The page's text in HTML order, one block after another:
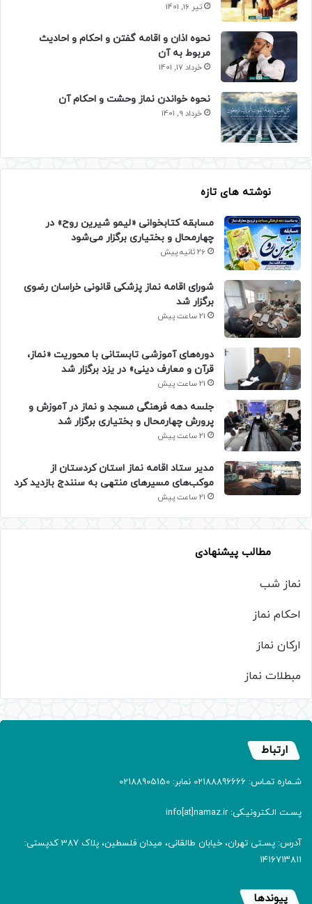
تیر 16, 1401
نحوه اذان و اقامه گفتن و احکام و احادیث
مربوط به آن
خرداد 17, 1401
نحوه خواندن نماز وحشت و احکام آن
خرداد 9, 1401
نوشته های تازه
مسابقه کتابخوانی «لیمو شیرین روح» در
چهارمحال و بختیاری برگزار می‌شود
26 ثانیه پیش
شورای اقامه نماز پزشکی قانونی خراسان رضوی
برگزار شد
21 ساعت پیش
دوره‌های آموزشی تابستانی با محوریت «نماز،
قرآن و معارف دینی» در یزد برگزار شد
21 ساعت پیش
جلسه دهه فرهنگی مسجد و نماز در آموزش و
پرورش چهارمحال و بختیاری برگزار شد
21 ساعت پیش
مدیر ستاد اقامه نماز استان کردستان از
موکب‌های مسیرهای منتهی به سنندج بازدید کرد
21 ساعت پیش
مطالب پیشنهادی
نماز شب
احکام نماز
ارکان نماز
مبطلات نماز
ارتباط
شـماره تمـاس: 02188896666 نمابر: 02188905150
پسـت الـکترونیـکی: info[at]namaz.ir
آدرس: پسـتی تهران، خیابان طالقانی، میدان فلسطین، پلاک 387 کدپستی:
۱۴۱۶۷۱۳۸۱۱
پیوندها